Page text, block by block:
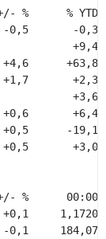
% YTD
-0,5       -
+9,4
+4,6
+1,7
+3,6
+0,6
+0,5      -
+0,5
00:00
0,1